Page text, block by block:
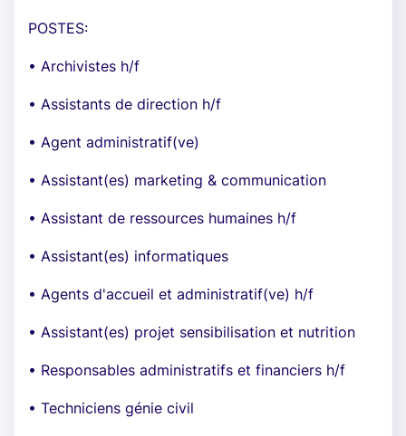
POSTES:
• Archivistes h/f
• Assistants de direction h/f
• Agent administratif(ve)
• Assistant(es) marketing & communication
• Assistant de ressources humaines h/f
• Assistant(es) informatiques
• Agents d'accueil et administratif(ve) h/f
• Assistant(es) projet sensibilisation et nutrition
• Responsables administratifs et financiers h/f
• Techniciens génie civil